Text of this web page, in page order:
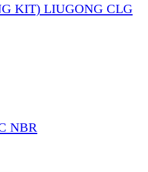
KIT) LIUGONG CLG
NBR